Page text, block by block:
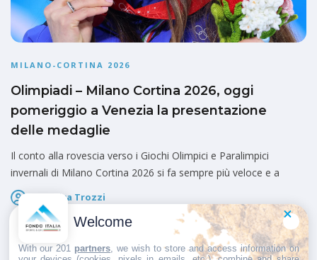
MILANO-CORTINA 2026
Olimpiadi – Milano Cortina 2026, oggi
pomeriggio a Venezia la presentazione
delle medaglie
Il conto alla rovescia verso i Giochi Olimpici e Paralimpici
invernali di Milano Cortina 2026 si fa sempre più veloce e a
Federica Trozzi
Pubblicato il
Welcome
With our 201 partners , we wish to store and access information on